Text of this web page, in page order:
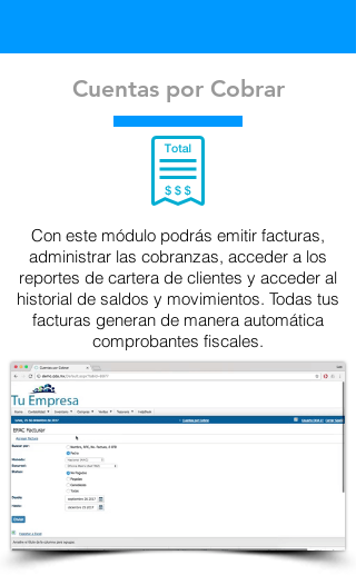
Cuentas por Cobrar
Con este módulo podrás emitir facturas,
administrar las cobranzas, acceder a los
reportes de cartera de clientes y acceder al
historial de saldos y movimientos. Todas tus
facturas generan de manera automática
comprobantes fiscales.